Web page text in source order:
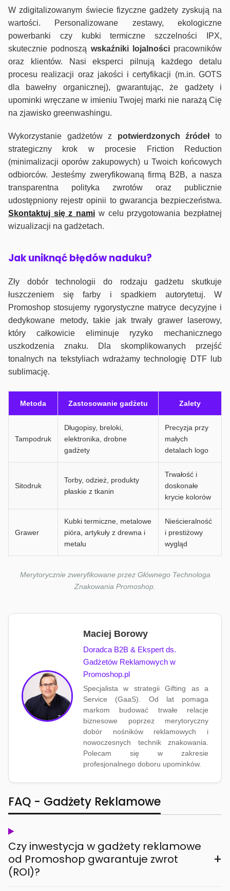
W zdigitalizowanym świecie fizyczne gadżety zyskują na
wartości. Personalizowane zestawy, ekologiczne
powerbanki czy kubki termiczne szczelności IPX,
skutecznie podnoszą wskaźniki lojalnościpracowników
oraz klientów. Nasi eksperci pilnują każdego detalu
procesu realizacji oraz jakości i certyfikacji (m.in. GOTS
dla bawełny organicznej), gwarantując, że gadżety i
upominki wręczane w imieniu Twojej marki nie narażą Cię
na zjawisko greenwashingu.
Wykorzystanie gadżetów z potwierdzonych źródełto
strategiczny krok w procesie Friction Reduction
(minimalizacji oporów zakupowych) u Twoich końcowych
odbiorców. Jesteśmy zweryfikowaną firmą B2B, a nasza
transparentna polityka zwrotów oraz publicznie
udostępniony rejestr opinii to gwarancja bezpieczeństwa.
Skontaktuj się z nami w celu przygotowania bezpłatnej
wizualizacji na gadżetach.
Jak uniknąć błędów naduku?
Zły dobór technologii do rodzaju gadżetu skutkuje
łuszczeniem się farby i spadkiem autorytetuj. W
Promoshop stosujemy rygorystyczne matryce decyzyjne i
dedykowane metody, takie jak trwały grawer laserowy,
który całkowicie eliminuje ryzyko mechanicznego
uszkodzenia znaku. Dla skomplikowanych przejść
tonalnych na tekstyliach wdrażamy technologię DTF lub
sublimację.
Metoda Zastosowanie gadżetu Zalety
Tampodruk
Długopisy, breloki,
elektronika, drobne
gadżety
Precyzja przy
małych
detalach logo
Sitodruk
Torby, odzież, produkty
płaskie z tkanin
Trwałość i
doskonałe
krycie kolorów
Grawer
Kubki termiczne, metalowe
pióra, artykuły z drewna i
metalu
Nieścieralność
i prestiżowy
wygląd
Merytorycznie zweryfikowane przez Głównego Technologa
Znakowania Promoshop.
Maciej Borowy
Doradca B2B & Ekspert ds.
Gadżetów Reklamowych w
Promoshop.pl
Specjalista w strategii Gifting as a
Service (GaaS). Od lat pomaga
markom budować trwałe relacje
biznesowe poprzez merytoryczny
dobór nośników reklamowych i
nowoczesnych technik znakowania.
Polecam się w zakresie
profesjonalnego doboru upominków.
FAQ - Gadżety Reklamowe
Czy inwestycja w gadżety reklamowe
od Promoshop gwarantuje zwrot
(ROI)?
+